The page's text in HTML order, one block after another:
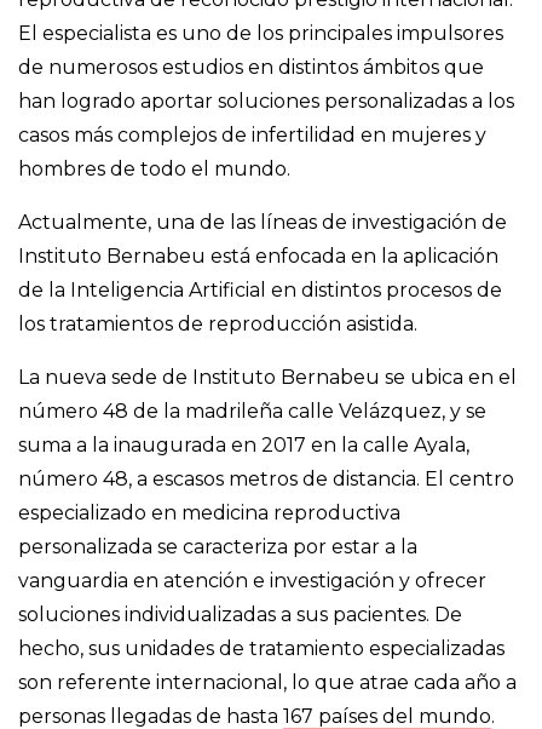
El especialista es uno de los principales impulsores
de numerosos estudios en distintos ámbitos que
han logrado aportar soluciones personalizadas a los
casos más complejos de infertilidad en mujeres y
hombres de todo el mundo.
Actualmente, una de las líneas de investigación de
Instituto Bernabeu está enfocada en la aplicación
de la Inteligencia Artificial en distintos procesos de
los tratamientos de reproducción asistida.
La nueva sede de Instituto Bernabeu se ubica en el
número 48 de la madrileña calle Velázquez, y se
suma a la inaugurada en 2017 en la calle Ayala,
número 48, a escasos metros de distancia. El centro
especializado en medicina reproductiva
personalizada se caracteriza por estar a la
vanguardia en atención e investigación y ofrecer
soluciones individualizadas a sus pacientes. De
hecho, sus unidades de tratamiento especializadas
son referente internacional, lo que atrae cada año a
personas llegadas de hasta 167 países del mundo.